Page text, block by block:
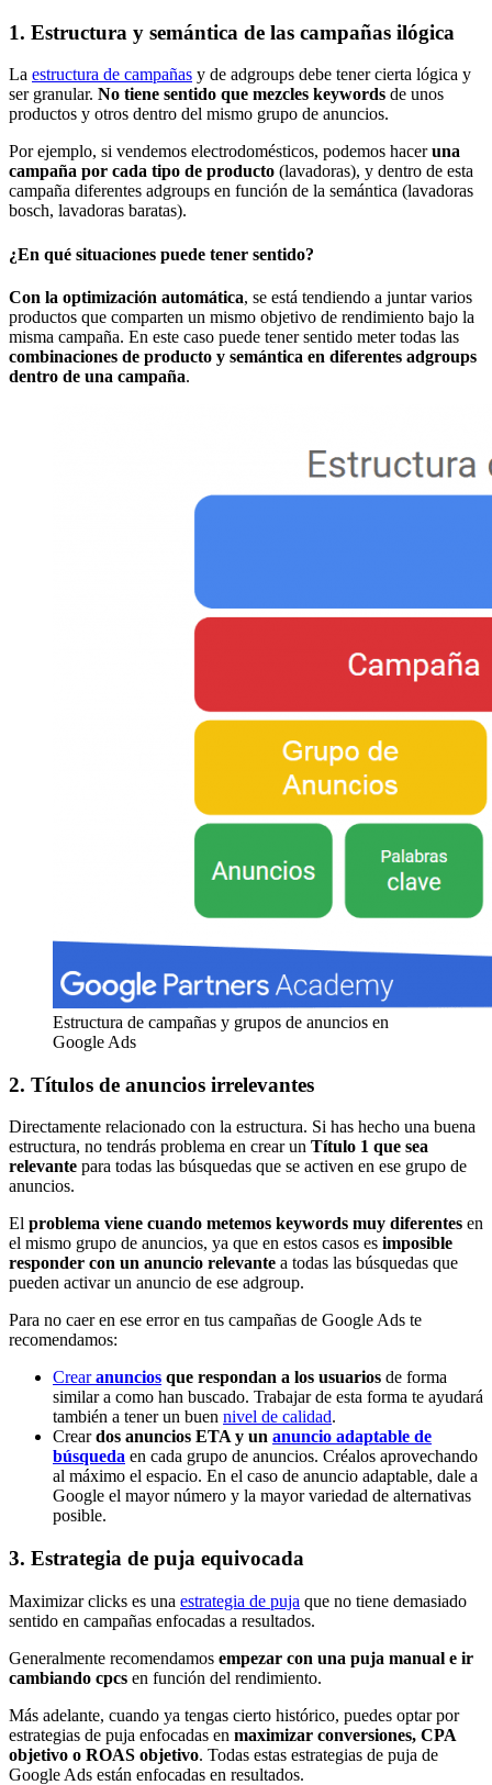
1. Estructura y semántica de las campañas ilógica
La estructura de campañas y de adgroups debe tener cierta lógica y
ser granular. No tiene sentido que mezcles keywords de unos
productos y otros dentro del mismo grupo de anuncios.
Por ejemplo, si vendemos electrodomésticos, podemos haceruna
campaña por cada tipo de producto (lavadoras), y dentro de esta
campaña diferentes adgroups en función de la semántica (lavadoras
bosch, lavadoras baratas).
¿En qué situaciones puede tener sentido?
Con la optimización automática, se está tendiendo a juntar varios
productos que comparten un mismo objetivo de rendimiento bajo la
misma campaña. En este caso puede tener sentido meter todas las
combinaciones de producto y semántica en diferentes adgroups
dentro de una campaña.
Estructura de campañas y grupos de anuncios en
Google Ads
2. Títulos de anuncios irrelevantes
Directamente relacionado con la estructura. Si has hecho una buena
estructura, no tendrás problema en crear un Título 1 que sea
relevante para todas las búsquedas que se activen en ese grupo de
anuncios.
El problema viene cuando metemos keywords muy diferentes en
el mismo grupo de anuncios, ya que en estos casos es imposible
responder con un anuncio relevante a todas las búsquedas que
pueden activar un anuncio de ese adgroup.
Para no caer en ese error en tus campañas de Google Ads te
recomendamos:
Crearanuncios que respondan a los usuarios de forma
similar a como han buscado. Trabajar de esta forma te ayudará
también a tener un buen nivel de calidad.
Creardos anuncios ETA y un anuncio adaptable de
búsqueda en cada grupo de anuncios. Créalos aprovechando
al máximo el espacio. En el caso de anuncio adaptable, dale a
Google el mayor número y la mayor variedad de alternativas
posible.
3. Estrategia de puja equivocada
Maximizar clicks es una estrategia de puja que no tiene demasiado
sentido en campañas enfocadas a resultados.
Generalmente recomendamos empezar con una puja manual e ir
cambiando cpcs en función del rendimiento.
Más adelante, cuando ya tengas cierto histórico, puedes optar por
estrategias de puja enfocadas en maximizar conversiones, CPA
objetivo o ROAS objetivo. Todas estas estrategias de puja de
Google Ads están enfocadas en resultados.